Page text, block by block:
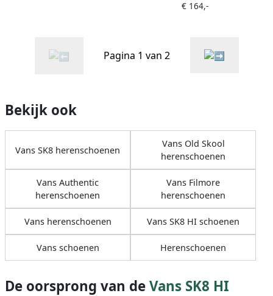
€ 164,-
Pagina 1 van 2
Bekijk ook
Vans SK8 herenschoenen
Vans Old Skool
herenschoenen
Vans Authentic
herenschoenen
Vans Filmore
herenschoenen
Vans herenschoenen Vans SK8 HI schoenen
Vans schoenen Herenschoenen
De oorsprong van deVans SK8 HI